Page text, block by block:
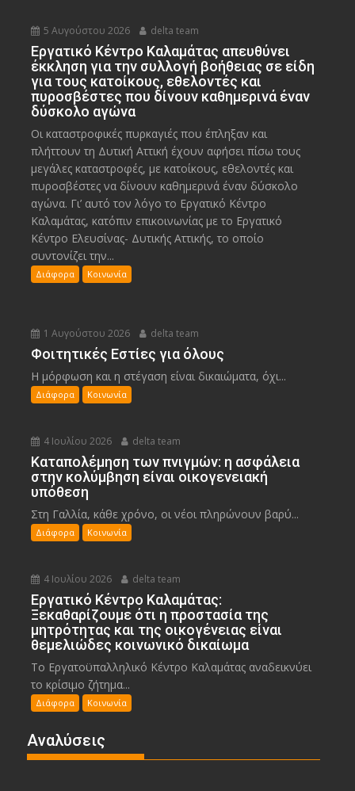
5 Αυγούστου 2026 delta team
Εργατικό Κέντρο Καλαμάτας απευθύνει
έκκληση για την συλλογή βοήθειας σε είδη
για τους κατοίκους, εθελοντές και
πυροσβέστες που δίνουν καθημερινά έναν
δύσκολο αγώνα
Οι καταστροφικές πυρκαγιές που έπληξαν και
πλήττουν τη Δυτική Αττική έχουν αφήσει πίσω τους
μεγάλες καταστροφές, με κατοίκους, εθελοντές και
πυροσβέστες να δίνουν καθημερινά έναν δύσκολο
αγώνα. Γι’ αυτό τον λόγο το Εργατικό Κέντρο
Καλαμάτας, κατόπιν επικοινωνίας με το Εργατικό
Κέντρο Ελευσίνας- Δυτικής Αττικής, το οποίο
συντονίζει την...
Διάφορα Κοινωνία
1 Αυγούστου 2026 delta team
Φοιτητικές Εστίες για όλους
Η μόρφωση και η στέγαση είναι δικαιώματα, όχι...
Διάφορα Κοινωνία
4 Ιουλίου 2026 delta team
Καταπολέμηση των πνιγμών: η ασφάλεια
στην κολύμβηση είναι οικογενειακή
υπόθεση
Στη Γαλλία, κάθε χρόνο, οι νέοι πληρώνουν βαρύ...
Διάφορα Κοινωνία
4 Ιουλίου 2026 delta team
Εργατικό Κέντρο Καλαμάτας:
Ξεκαθαρίζουμε ότι η προστασία της
μητρότητας και της οικογένειας είναι
θεμελιώδες κοινωνικό δικαίωμα
Το Εργατοϋπαλληλικό Κέντρο Καλαμάτας αναδεικνύει
το κρίσιμο ζήτημα...
Διάφορα Κοινωνία
Αναλύσεις